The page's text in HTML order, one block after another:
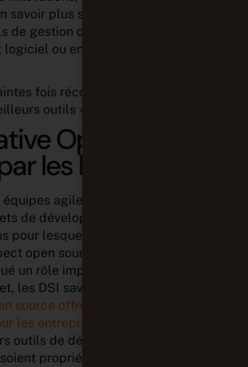
savoir plus sur les alternatives open
de gestion de projet agile, le
ou encore le service desk
fois récompensé et classé dans
outils ».
Open Source
les leaders
agiles ont choisi Tuleap pour
de développement de logiciels.
pour lesquelles elles ont opté pour
open source de Tuleap a
un rôle important dans la prise de
les DSI savent bien que
source offrent des avantages
les entreprises
outils de développement de
propriétaires ou open source.